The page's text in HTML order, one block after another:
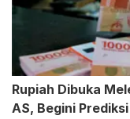
Rupiah Dibuka
AS, Begini